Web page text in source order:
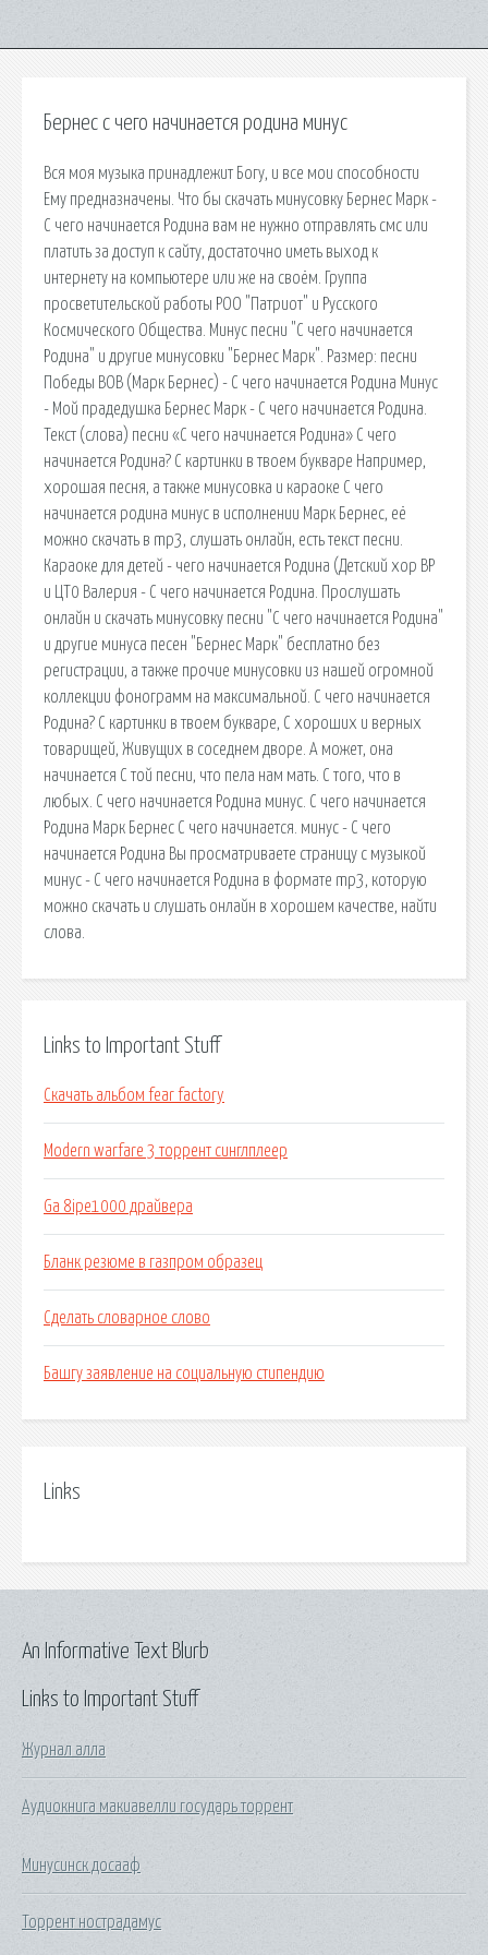
Бернес с чего начинается родина минус
Вся моя музыка принадлежит Богу, и все мои способности
Ему предназначены. Что бы скачать минусовку Бернес Марк -
С чего начинается Родина вам не нужно отправлять смс или
платить за доступ к сайту, достаточно иметь выход к
интернету на компьютере или же на своём. Группа
просветительской работы РОО "Патриот" и Русского
Космического Общества. Минус песни "С чего начинается
Родина" и другие минусовки "Бернес Марк". Размер: песни
Победы ВОВ (Марк Бернес) - С чего начинается Родина Минус
- Мой прадедушка Бернес Марк - С чего начинается Родина.
Текст (слова) песни «С чего начинается Родина» С чего
начинается Родина? С картинки в твоем букваре Например,
хорошая песня, а также минусовка и караоке С чего
начинается родина минус в исполнении Марк Бернес, её
можно скачать в mp3, слушать онлайн, есть текст песни.
Караоке для детей - чего начинается Родина (Детский хор ВР
и ЦТ0 Валерия - С чего начинается Родина. Прослушать
онлайн и скачать минусовку песни "С чего начинается Родина"
и другие минуса песен "Бернес Марк" бесплатно без
регистрации, а также прочие минусовки из нашей огромной
коллекции фонограмм на максимальной. С чего начинается
Родина? С картинки в твоем букваре, С хороших и верных
товарищей, Живущих в соседнем дворе. А может, она
начинается С той песни, что пела нам мать. С того, что в
любых. С чего начинается Родина минус. С чего начинается
Родина Марк Бернес С чего начинается. минус - С чего
начинается Родина Вы просматриваете страницу с музыкой
минус - С чего начинается Родина в формате mp3, которую
можно скачать и слушать онлайн в хорошем качестве, найти
слова.
Links to Important Stuff
Скачать альбом fear factory
Modern warfare 3 торрент синглплеер
Ga 8ipe1000 драйвера
Бланк резюме в газпром образец
Сделать словарное слово
Башгу заявление на социальную стипендию
Links
Links to Important Stuff
Журнал алла
Аудиокнига макиавелли государь торрент
Минусинск досааф
Торрент нострадамус
An Informative Text Blurb